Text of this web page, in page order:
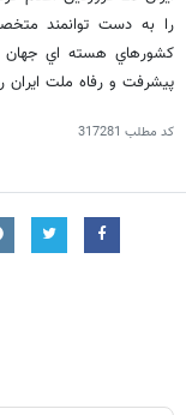
را به دست توانمند
كشورهاي هسته اي جهان
پيشرفت و رفاه ملت ايران
کد مطلب 317281